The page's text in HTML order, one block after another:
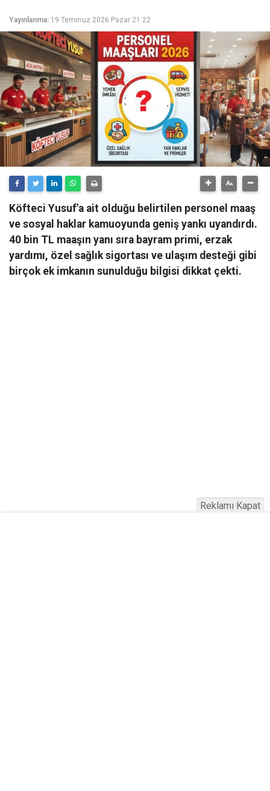
Yayınlanma: 19 Temmuz 2026 Pazar 21:22
Köfteci Yusuf'a ait olduğu belirtilen personel maaş
ve sosyal haklar kamuoyunda geniş yankı uyandırdı.
40 bin TL maaşın yanı sıra bayram primi, erzak
yardımı, özel sağlık sigortası ve ulaşım desteği gibi
birçok ek imkanın sunulduğu bilgisi dikkat çekti.
Reklamı Kapat